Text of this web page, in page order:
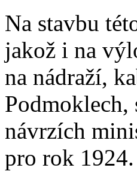
Na stavbu
jakož i na
na nádraží,
návrzích
pro rok 1924.